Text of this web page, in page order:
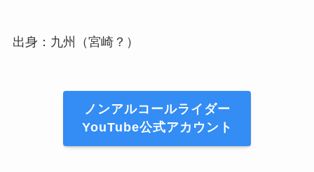
出身：九州（宮崎？）
ノンアルコールライダー
YouTube公式アカウント